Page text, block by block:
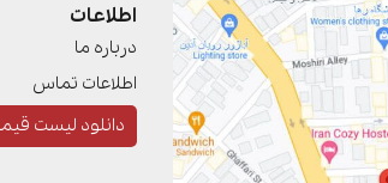
اطلاعات
درباره ما
اطلاعات تماس
دانلود لیست